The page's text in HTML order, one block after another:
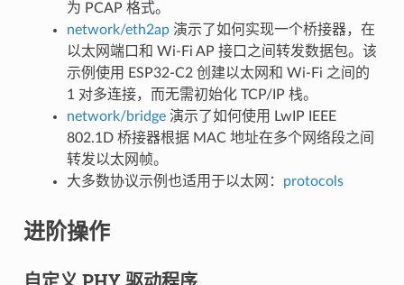
为 PCAP 格式。
network/eth2ap演示了如何实现一个桥接器，在
以太网端口和 Wi-Fi AP 接口之间转发数据包。该
示例使用 ESP32-C2 创建以太网和 Wi-Fi 之间的
1 对多连接，而无需初始化 TCP/IP 栈。
network/bridge演示了如何使用 LwIP IEEE
802.1D 桥接器根据 MAC 地址在多个网络段之间
转发以太网帧。
大多数协议示例也适用于以太网： protocols
进阶操作